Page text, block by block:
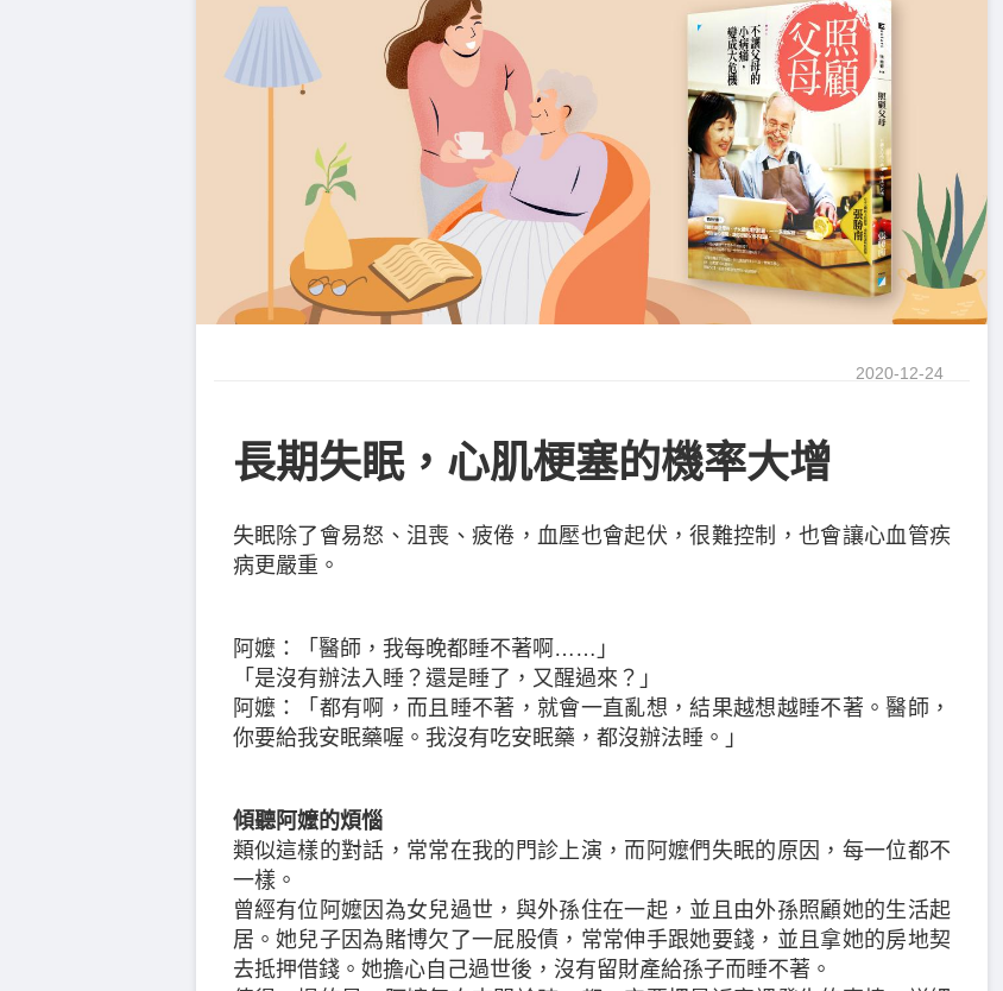
2020-12-24
長期失眠，心肌梗塞的機率大增
失眠除了會易怒、沮喪、疲倦，血壓也會起伏，很難控制，也會讓心血管疾
病更嚴重。
阿嬤：「醫師，我每晚都睡不著啊……」
「是沒有辦法入睡？還是睡了，又醒過來？」
阿嬤：「都有啊，而且睡不著，就會一直亂想，結果越想越睡不著。醫師，
你要給我安眠藥喔。我沒有吃安眠藥，都沒辦法睡。」
傾聽阿嬤的煩惱
類似這樣的對話，常常在我的門診上演，而阿嬤們失眠的原因，每一位都不
一樣。
曾經有位阿嬤因為女兒過世，與外孫住在一起，並且由外孫照顧她的生活起
居。她兒子因為賭博欠了一屁股債，常常伸手跟她要錢，並且拿她的房地契
去抵押借錢。她擔心自己過世後，沒有留財產給孫子而睡不著。